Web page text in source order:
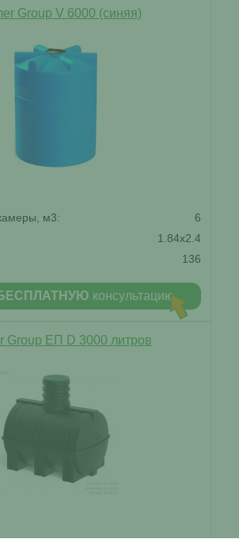
Group V 6000 (синяя)
м3:
6
1.84x2.4
136
консультацию
Group ЕП D 3000 литров